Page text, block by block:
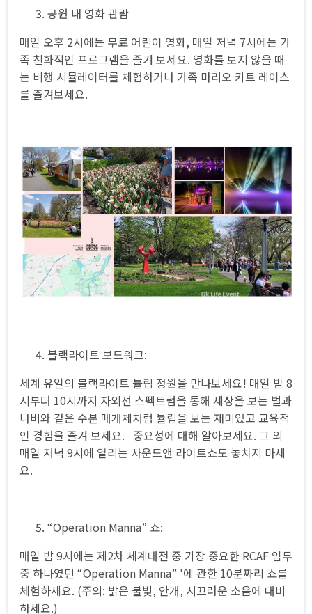
공원 내 영화 관람
매일 오후 2시에는 무료 어린이 영화, 매일 저녁 7시에는 가
족 친화적인 프로그램을 즐겨 보세요. 영화를 보지 않을 때
는 비행 시뮬레이터를 체험하거나 가족 마리오 카트 레이스
를 즐겨보세요.​
블랙라이트 보드워크:
세계 유일의 블랙라이트 튤립 정원을 만나보세요! 매일 밤 8
시부터 10시까지 자외선 스펙트럼을 통해 세상을 보는 벌과
나비와 같은 수분 매개체처럼 튤립을 보는 재미있고 교육적
인 경험을 즐겨 보세요. 중요성에 대해 알아보세요. 그 외
매일 저녁 9시에 열리는 사운드앤 라이트쇼도 놓치지 마세
요.
“Operation Manna” 쇼:
매일 밤 9시에는 제2차 세계대전 중 가장 중요한 RCAF 임무
중 하나였던 “Operation Manna” '에 관한 10분짜리 쇼를
체험하세요. (주의: 밝은 불빛, 안개, 시끄러운 소음에 대비
하세요.)